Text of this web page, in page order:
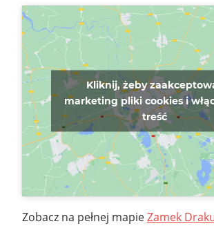
Kliknij, żeby
marketing pliki cookies i
treść
Zobacz na pełnej mapieZamek